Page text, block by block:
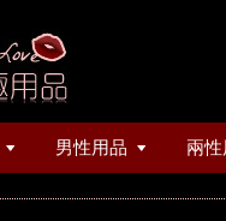
男性用品 兩